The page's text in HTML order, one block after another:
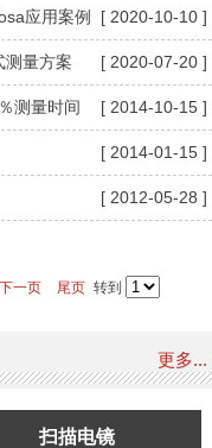
应用案例 [ 2020-10-10 ]
测量方案 [ 2020-07-20 ]
测量时间 [ 2014-10-15 ]
[ 2014-01-15 ]
[ 2012-05-28 ]
下一页 尾页 转到
更多...
扫描电镜